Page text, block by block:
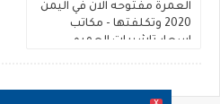
العمرة مفتوحه الان في اليمن
2020 وتكلفتها - مكاتب
اسعار تاشيرات العمره